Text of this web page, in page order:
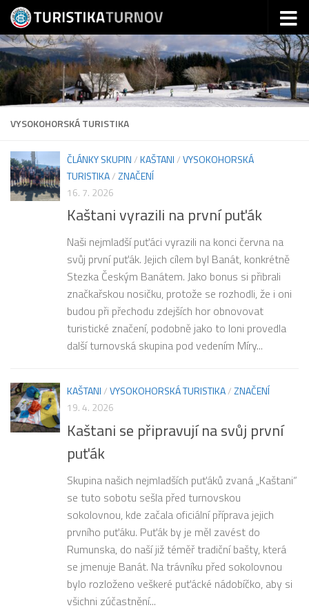
Skip to content
VYSOKOHORSKÁ TURISTIKA
ČLÁNKY SKUPIN/KAŠTANI/VYSOKOHORSKÁ
TURISTIKA/ZNAČENÍ
16. 7. 2026
Kaštani vyrazili na první puťák
Naši nejmladší puťáci vyrazili na konci června na
svůj první puťák. Jejich cílem byl Banát, konkrétně
Stezka Českým Banátem. Jako bonus si přibrali
značkařskou nosičku, protože se rozhodli, že i oni
budou při přechodu zdejších hor obnovovat
turistické značení, podobně jako to loni provedla
další turnovská skupina pod vedením Míry...
KAŠTANI/VYSOKOHORSKÁ TURISTIKA/ZNAČENÍ
19. 4. 2026
Kaštani se připravují na svůj první
puťák
Skupina našich nejmladších puťáků zvaná „Kaštani“
se tuto sobotu sešla před turnovskou
sokolovnou, kde začala oficiální příprava jejich
prvního puťáku. Puťák by je měl zavést do
Rumunska, do naší již téměř tradiční bašty, která
se jmenuje Banát. Na trávníku před sokolovnou
bylo rozloženo veškeré puťácké nádobíčko, aby si
všichni zúčastnění...